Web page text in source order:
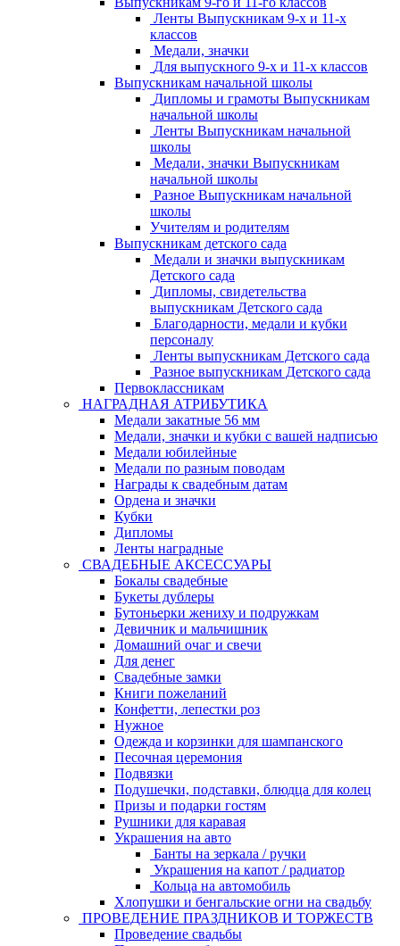
Ленты Выпускникам 9-х и 11-х
классов
Медали, значки
Для выпускного 9-х и 11-х классов
Выпускникам начальной школы
Дипломы и грамоты Выпускникам
начальной школы
Ленты Выпускникам начальной
школы
Медали, значки Выпускникам
начальной школы
Разное Выпускникам начальной
школы
Учителям и родителям
Выпускникам детского сада
Медали и значки выпускникам
Детского сада
Дипломы, свидетельства
выпускникам Детского сада
Благодарности, медали и кубки
персоналу
Ленты выпускникам Детского сада
Разное выпускникам Детского сада
Первоклассникам
НАГРАДНАЯ АТРИБУТИКА
Медали закатные 56 мм
Медали, значки и кубки с вашей надписью
Медали юбилейные
Медали по разным поводам
Награды к свадебным датам
Ордена и значки
Кубки
Дипломы
Ленты наградные
СВАДЕБНЫЕ АКСЕССУАРЫ
Бокалы свадебные
Букеты дублеры
Бутоньерки жениху и подружкам
Девичник и мальчишник
Домашний очаг и свечи
Для денег
Свадебные замки
Книги пожеланий
Конфетти, лепестки роз
Нужное
Одежда и корзинки для шампанского
Песочная церемония
Подвязки
Подушечки, подставки, блюдца для колец
Призы и подарки гостям
Рушники для каравая
Украшения на авто
Банты на зеркала / ручки
Украшения на капот / радиатор
Кольца на автомобиль
Хлопушки и бенгальские огни на свадьбу
ПРОВЕДЕНИЕ ПРАЗДНИКОВ И ТОРЖЕСТВ
Проведение свадьбы